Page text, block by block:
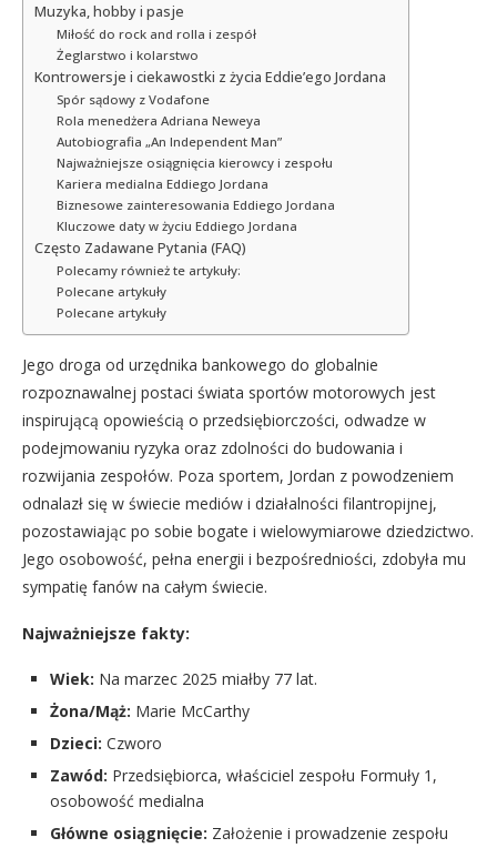
Muzyka, hobby i pasje
Miłość do rock and rolla i zespół
Żeglarstwo i kolarstwo
Kontrowersje i ciekawostki z życia Eddie’ego Jordana
Spór sądowy z Vodafone
Rola menedżera Adriana Neweya
Autobiografia „An Independent Man”
Najważniejsze osiągnięcia kierowcy i zespołu
Kariera medialna Eddiego Jordana
Biznesowe zainteresowania Eddiego Jordana
Kluczowe daty w życiu Eddiego Jordana
Często Zadawane Pytania (FAQ)
Polecamy również te artykuły:
Polecane artykuły
Polecane artykuły
Jego droga od urzędnika bankowego do globalnie
rozpoznawalnej postaci świata sportów motorowych jest
inspirującą opowieścią o przedsiębiorczości, odwadze w
podejmowaniu ryzyka oraz zdolności do budowania i
rozwijania zespołów. Poza sportem, Jordan z powodzeniem
odnalazł się w świecie mediów i działalności filantropijnej,
pozostawiając po sobie bogate i wielowymiarowe dziedzictwo.
Jego osobowość, pełna energii i bezpośredniości, zdobyła mu
sympatię fanów na całym świecie.
Najważniejsze fakty:
Wiek: Na marzec 2025 miałby 77 lat.
Żona/Mąż: Marie McCarthy
Dzieci: Czworo
Zawód: Przedsiębiorca, właściciel zespołu Formuły 1,
osobowość medialna
Główne osiągnięcie: Założenie i prowadzenie zespołu